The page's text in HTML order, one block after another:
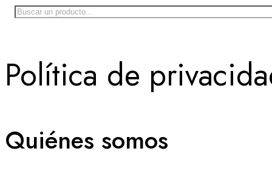
Buscar
Política de
Quiénes somos